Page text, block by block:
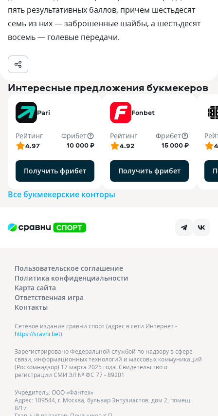
пять результативных баллов, причем шестьдесят
семь из них — заброшенные шайбы, а шестьдесят
восемь — голевые передачи.
Интересные предложения букмекеров
Pari
Рейтинг
4.97
Фрибет
10 000 ₽
Получить фрибет
Fonbet
Рейтинг
4.92
Фрибет
15 000 ₽
Получить фрибет
Все букмекерские конторы
Пользовательское соглашение
Политика конфиденциальности
Карта сайта
Ответственная игра
Контакты
Сетевое издание сравни спорт (адрес в сети Интернет -
https://sravni.bet)
Зарегистрировано Федеральной службой по надзору в сфере
связи, информационных технологий и массовых коммуникаций
(Роскомнадзор) 17 марта 2025 года. Свидетельство о
регистрации СМИ ЭЛ № ФС 77 - 89201
Учредитель: ООО «Фантех»
Адрес: 109544, г. Москва, бульвар Энтузиастов, дом 2, помещ.
8/17